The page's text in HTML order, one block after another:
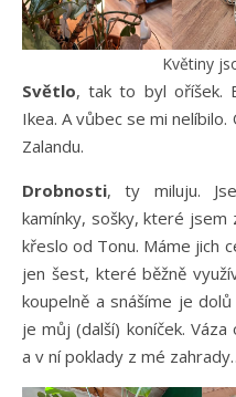
Květiny
Světlo, tak to byl oříšek.
Ikea. A vůbec se mi
Zalandu.
Drobnosti, ty miluju.
kamínky, sošky, které jsem
křeslo od Tonu. Máme jich
jen šest, které běžně
koupelně a snášíme je
je můj (další) koníček.
a v ní poklady z mé